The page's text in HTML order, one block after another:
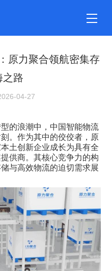
原力聚合领航密集存
之路
04-27
的浪潮中，中国智能物流
。作为其中的佼佼者，原
土创新企业成长为具有全
供商。其核心竞争力的构
与高效物流的迫切需求展